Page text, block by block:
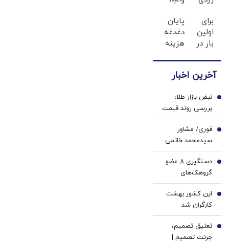
ها با
ژل
سفید
خرید40%تخفیف
احراز
هویت
برای
اولین
بار در
این
کرم
ترمیم
کننده
23
روزه
ساخت!
پایان
دغدغه
هزینه
پزشکی
سفید
کننده
خانگی
آخرین اخبار
نبض بازار طلا؛
بررسی روند قیمت
طلا و عوامل اثرگذار
بر آن
1
فوری/ مشاور
سیدمحمد خاتمی
درگذشت
2
دستگیری ۸ عضو
گروهک‌های
تروریستی در این
منطقه / سپاه
اطلاعیه داد
3
این کشور بهشت
کارگران شد
4
تعلیق تصمیم،
جرئت تصمیم |
5